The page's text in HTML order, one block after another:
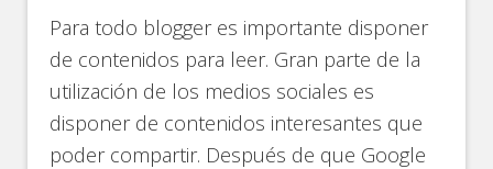
Para todo blogger es importante disponer
de contenidos para leer. Gran parte de la
utilización de los medios sociales es
disponer de contenidos interesantes que
poder compartir. Después de que Google